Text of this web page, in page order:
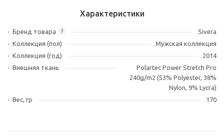
Характеристики
?
Бренд товара
Sivera
Коллекция (пол)
Мужская коллекция
Коллекция (год)
2014
Внешняя ткань
Polartec Power Stretch Pro
240g/m2 (53% Polyester, 38%
Nylon, 9% Lycra)
Вес, гр
170